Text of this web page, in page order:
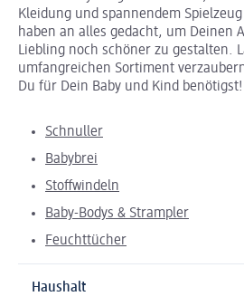
Kleidung und spannendem
haben an alles gedacht, um Deinen
Liebling noch schöner zu gestalten.
umfangreichen Sortiment
Du für Dein Baby und Kind benötigst!
Schnuller
Babybrei
Stoffwindeln
Baby-Bodys & Strampler
Feuchttücher
Haushalt